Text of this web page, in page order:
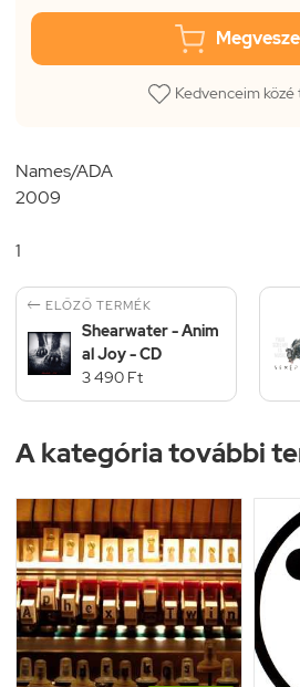
Kedvenceim közé
Names/ADA
2009
1
 ELŐZŐ TERMÉK
Shearwater - Anim
al Joy - CD
3 490 Ft
A kategória további